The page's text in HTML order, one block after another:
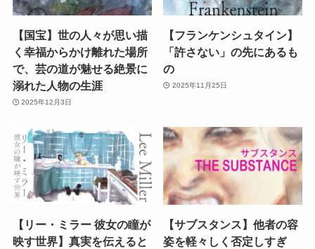
【国宝】世の人々が思い描
く幸福からかけ離れた場所
で、芸の道が魅せる絶景に
溺れた人物の生涯
2025年12月3日
【フランケンシュタイン】
「許さない」の先にあるも
の
2025年11月25日
【リー・ミラー 彼女の瞳が
映す世界】真実を伝えると
【サブスタンス】他者の容
姿を軽々しく否定しすぎ